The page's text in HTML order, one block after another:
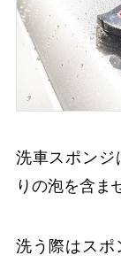
洗車スポンジ
りの泡を含ま
洗う際はスポ